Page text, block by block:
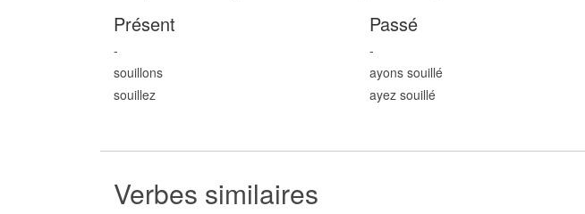
Présent
-
souillons
souillez
Passé
-
ayons souillé
ayez souillé
Verbes similaires